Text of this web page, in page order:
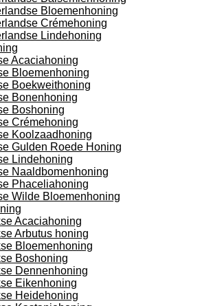
Bloemenhoning
Crémehoning
Lindehoning
Acaciahoning
Bloemenhoning
Boekweithoning
Bonenhoning
Boshoning
Crémehoning
Koolzaadhoning
Gulden Roede Honing
Lindehoning
Naaldbomenhoning
Phaceliahoning
Wilde Bloemenhoning
Acaciahoning
Arbutus honing
Bloemenhoning
Boshoning
Dennenhoning
Eikenhoning
Heidehoning